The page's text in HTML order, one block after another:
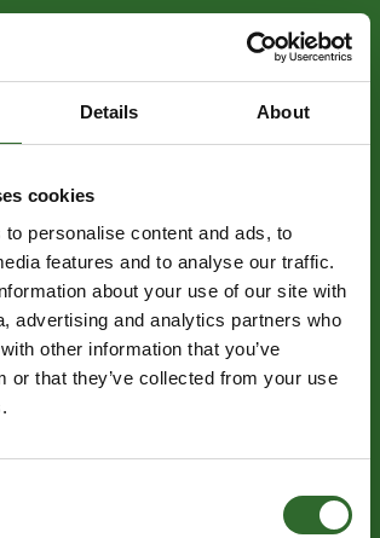
Details About
cookies
personalise content and ads, to
features and to analyse our traffic.
about your use of our site with
advertising and analytics partners who
other information that you’ve
or that they’ve collected from your use